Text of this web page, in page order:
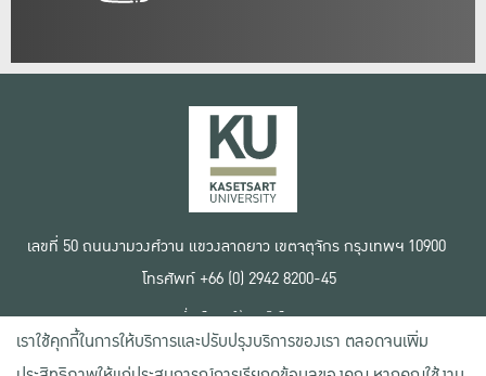
เลขที่ 50 ถนนงามวงศ์วาน แขวงลาดยาว เขตจตุจักร กรุงเทพฯ 10900
โทรศัพท์ +66 (0) 2942 8200-45
เงื่อนไขการใช้งานเว็บไซต์
ข้อตกลงด้านสิทธิ์ใช้งาน
นโยบายความเป็นส่วนตัว
เราใช้คุกกี้ในการให้บริการและปรับปรุงบริการของเรา ตลอดจนเพิ่ม